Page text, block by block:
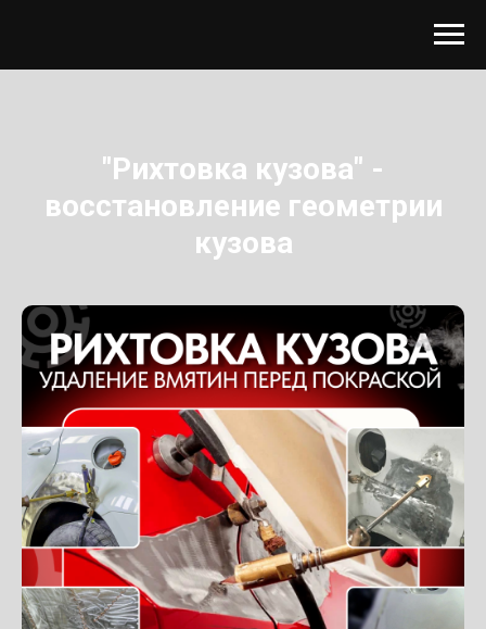
"Рихтовка кузова" -
восстановление геометрии
кузова